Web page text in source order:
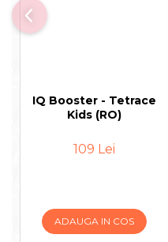
IQ Booster - Tetrace
Kids (RO)
109 Lei
ADAUGA IN COS